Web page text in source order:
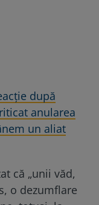
după
anularea
un aliat
că „unii văd,
o dezumflare